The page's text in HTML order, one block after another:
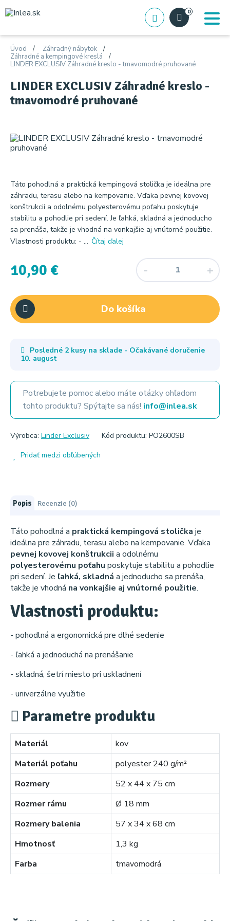
0
Úvod
Záhradný nábytok
Záhradné a kempingové kreslá
LINDER EXCLUSIV Záhradné kreslo - tmavomodré pruhované
LINDER EXCLUSIV Záhradné kreslo -
tmavomodré pruhované
Táto pohodlná a praktická kempingová stolička je ideálna pre
záhradu, terasu alebo na kempovanie. Vďaka pevnej kovovej
konštrukcii a odolnému polyesterovému poťahu poskytuje
stabilitu a pohodlie pri sedení. Je ľahká, skladná a jednoducho
sa prenáša, takže je vhodná na vonkajšie aj vnútorné použitie.
Vlastnosti produktu: - ... Čítaj ďalej
10,90 €
Do košíka
Posledné 2 kusy na sklade - Očakávané doručenie
10. august
Potrebujete pomoc alebo máte otázky ohľadom
tohto produktu? Spýtajte sa nás! info@inlea.sk
Výrobca: Linder Exclusiv
Kód produktu: PO2600SB
Pridať medzi obľúbených
Popis Recenzie (0)
Táto pohodlná a praktická kempingová stolička je
ideálna pre záhradu, terasu alebo na kempovanie. Vďaka
pevnej kovovej konštrukcii a odolnému
polyesterovému poťahu poskytuje stabilitu a pohodlie
pri sedení. Je ľahká, skladná a jednoducho sa prenáša,
takže je vhodná na vonkajšie aj vnútorné použitie.
Vlastnosti produktu:
- pohodlná a ergonomická pre dlhé sedenie
- ľahká a jednoduchá na prenášanie
- skladná, šetrí miesto pri uskladnení
- univerzálne využitie
Parametre produktu
Materiál
kov
Materiál poťahu
polyester 240 g/m²
Rozmery
52 x 44 x 75 cm
Rozmer rámu
Ø 18 mm
Rozmery balenia
57 x 34 x 68 cm
Hmotnosť
1,3 kg
Farba
tmavomodrá